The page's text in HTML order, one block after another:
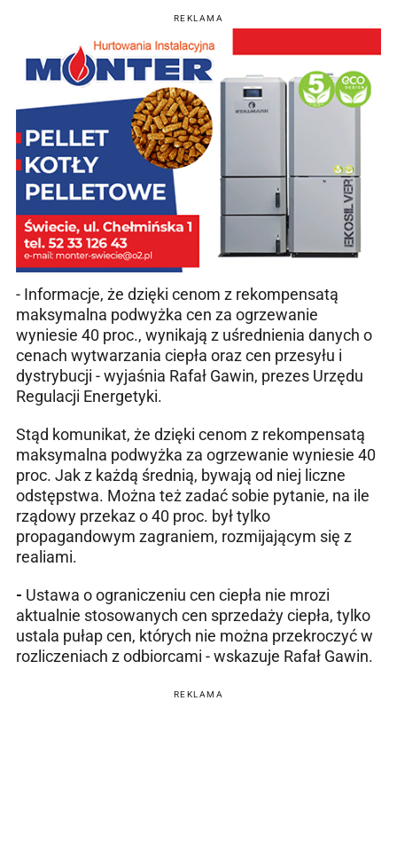
REKLAMA
- Informacje, że dzięki cenom z rekompensatą
maksymalna podwyżka cen za ogrzewanie
wyniesie 40 proc., wynikają z uśrednienia danych o
cenach wytwarzania ciepła oraz cen przesyłu i
dystrybucji - wyjaśnia Rafał Gawin, prezes Urzędu
Regulacji Energetyki.
Stąd komunikat, że dzięki cenom z rekompensatą
maksymalna podwyżka za ogrzewanie wyniesie 40
proc. Jak z każdą średnią, bywają od niej liczne
odstępstwa. Można też zadać sobie pytanie, na ile
rządowy przekaz o 40 proc. był tylko
propagandowym zagraniem, rozmijającym się z
realiami.
- Ustawa o ograniczeniu cen ciepła nie mrozi
aktualnie stosowanych cen sprzedaży ciepła, tylko
ustala pułap cen, których nie można przekroczyć w
rozliczeniach z odbiorcami - wskazuje Rafał Gawin.
REKLAMA